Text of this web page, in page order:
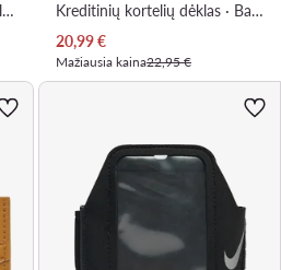
Kreditinių kortelių dėklas · Pilka
Kreditinių kortelių dėklas · Balta
Dabartinė kaina
20,99€
Mažiausia kaina22,95 €